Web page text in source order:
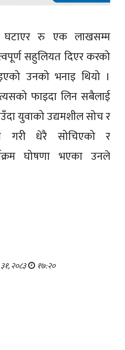
रु एक लाखसम्म
सहुलियत दिएर करको
उनको भनाइ थियो ।
त्यसको फाइदा लिन सबैलाई
युवाको उद्यमशील सोच र
गरी धेरै सोचिएको र
घोषणा भएका उनले
२०८३ १७:२०